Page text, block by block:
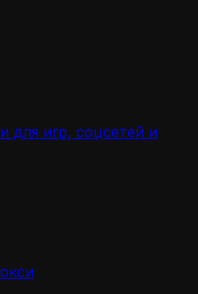
для игр, соцсетей и